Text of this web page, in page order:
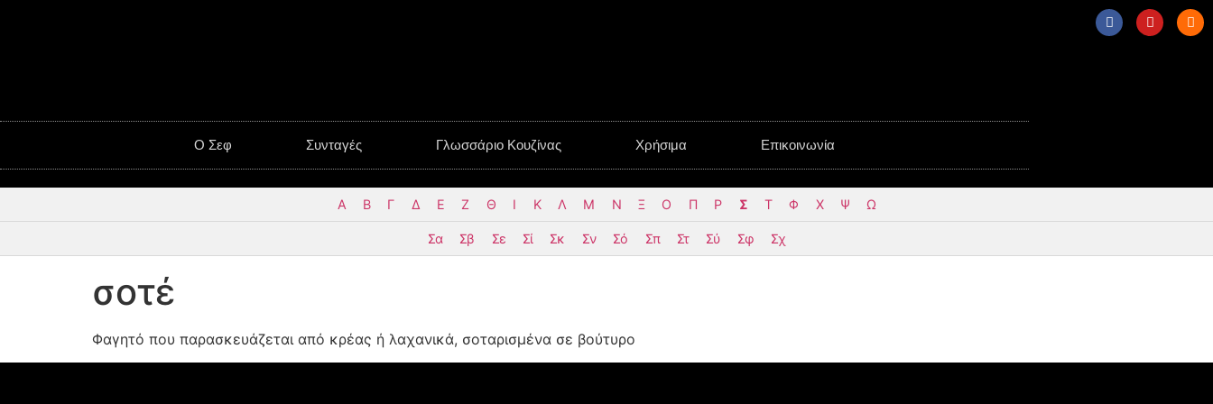
O Σεφ Συνταγές Γλωσσάριο Κουζίνας Χρήσιμα Επικοινωνία
Α Β Γ Δ Ε Ζ Θ Ι Κ Λ Μ Ν Ξ Ο Π Ρ Σ Τ Φ Χ Ψ Ω
Σα Σβ Σε Σί Σκ Σν Σό Σπ Στ Σύ Σφ Σχ
σοτέ
Φαγητό που παρασκευάζεται από κρέας ή λαχανικά, σοταρισμένα σε βούτυρο